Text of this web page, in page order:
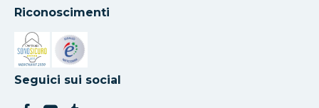
Riconoscimenti
Si apre in una nuova scheda
Si apre in una nuova scheda
Seguici sui social